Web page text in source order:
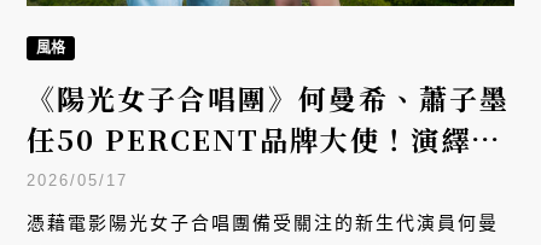
風格
《陽光女子合唱團》何曼希、蕭子墨
任50 PERCENT品牌大使！演繹夏
日「涼感宇宙」
2026/05/17
憑藉電影陽光女子合唱團備受關注的新生代演員何曼